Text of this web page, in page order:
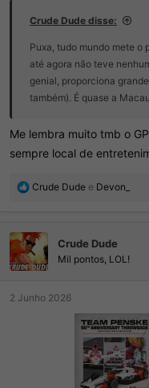
Crude Dude disse:
Puxa, tudo mundo mete o
até agora não teve
genial, proporciona
também). É quase a
Me lembra muito tmb o
sempre local de
R
õ
e
s
Crude Dude e Devon_
Crude Dude
Mil pontos, LOL!
2 Junho 2026